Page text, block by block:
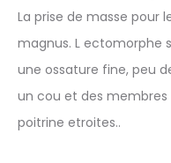
La prise de masse pour
magnus. L ectomorphe
une ossature fine, peu
un cou et des membres
poitrine etroites..